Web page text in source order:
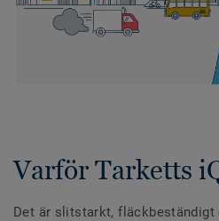
Varför Tarketts
Det är slitstarkt,